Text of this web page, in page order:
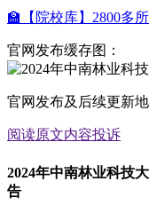
🏫【院校库】2800多
官网发布缓存图：
官网发布及后续更新
阅读原文内容投诉
2024年中南林业科技
告